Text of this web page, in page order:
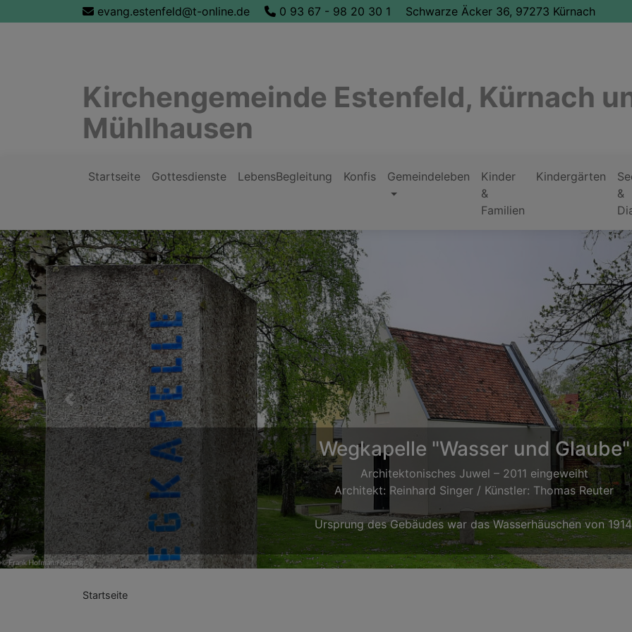
zum
evang.estenfeld@t-online.de 0 93 67 - 98 20 30 1 Schwarze Äcker 36, 97273 Kürnach
Kirchengemeinde Estenfeld, Kürnach
Mühlhausen
Startseite Gottesdienste LebensBegleitung Konfis Gemeindeleben
Kinder
&
Familien
Kindergärten
&
Kindergarten St. Markus
Einweihung: 18. Dezember 1994
Architekt: Winfried Brembs, Schweinfurt
Previous
Startseite